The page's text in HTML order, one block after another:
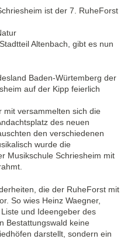
ist der 7. RuheForst
Altenbach, gibt es nun
Baden-Würtemberg der
auf der Kipp feierlich
mit versammelten sich die
des neuen
den verschiedenen
wurde die
Musikschule Schriesheim mit
die der RuheForst mit
So wies Heinz Waegner,
und Ideengeber des
Bestattungswald keine
darstellt, sondern ein